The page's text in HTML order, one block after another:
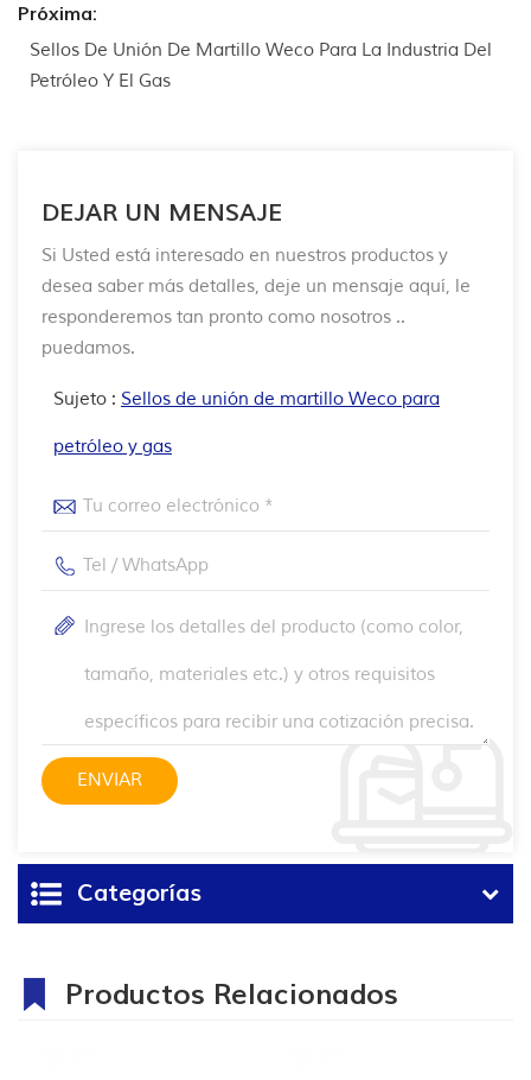
Próxima:
Sellos De Unión De Martillo Weco Para La Industria Del
Petróleo Y El Gas
DEJAR UN MENSAJE
Si Usted está interesado en nuestros productos y
desea saber más detalles, deje un mensaje aquí, le
responderemos tan pronto como nosotros ..
puedamos.
Sujeto : Sellos de unión de martillo Weco para
petróleo y gas
Categorías
Productos Relacionados